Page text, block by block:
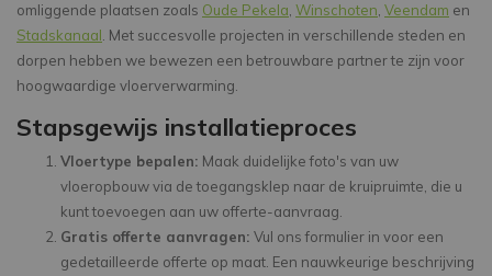
omliggende plaatsen zoals Oude Pekela Winschoten Veendam en
Stadskanaal . Met succesvolle projecten in verschillende steden en
dorpen hebben we bewezen een betrouwbare partner te zijn voor
hoogwaardige vloerverwarming.
Stapsgewijs installatieproces
Vloertype bepalen: Maak duidelijke foto's van uw
vloeropbouw via de toegangsklep naar de kruipruimte, die u
kunt toevoegen aan uw offerte-aanvraag.
Gratis offerte aanvragen: Vul ons formulier in voor een
gedetailleerde offerte op maat. Een nauwkeurige beschrijving